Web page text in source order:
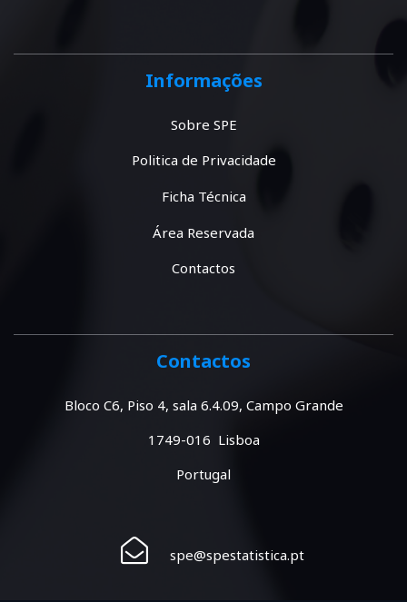
Informações
Sobre SPE
Politica de Privacidade
Ficha Técnica
Área Reservada
Contactos
Contactos
Bloco C6, Piso 4, sala 6.4.09, Campo Grande
1749-016 Lisboa
Portugal
spe@spestatistica.pt